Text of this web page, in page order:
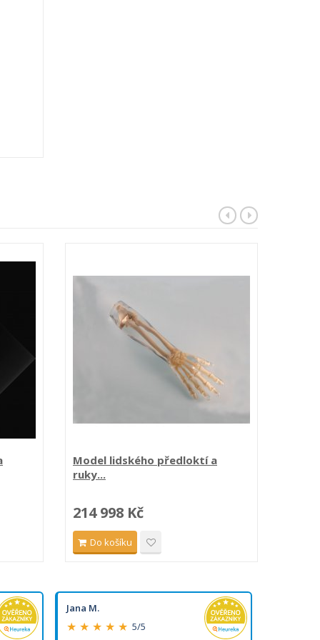
Model lidského předloktí a
ruky...
214 998 Kč
Do košíku
Jana M.
★ ★ ★ ★ ★ 5/5